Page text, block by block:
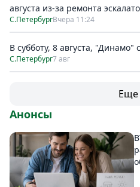
августа из-за ремонта
С.ПетербургВчера 11:24
В субботу, 8 августа, "Динамо"
С.Петербург7 авг
Анонсы